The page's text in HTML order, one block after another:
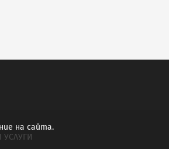
УСЛУГИ
на сайта.